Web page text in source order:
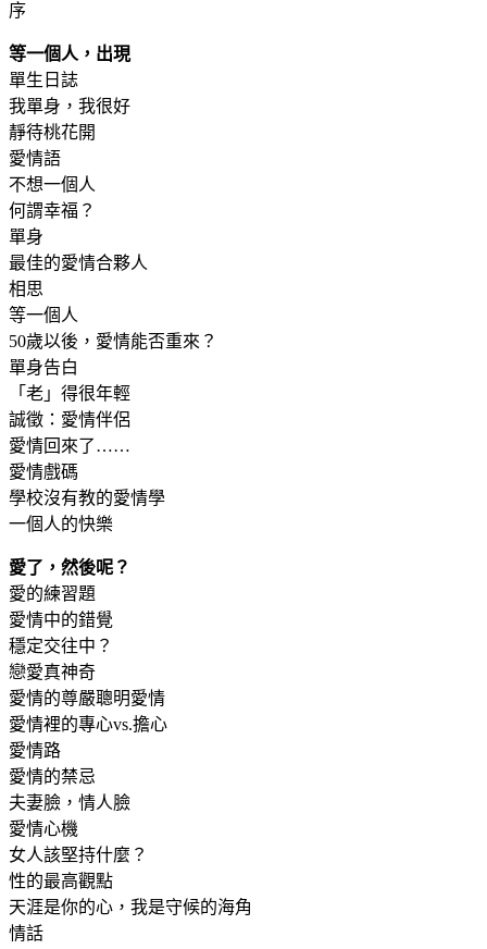
序
等一個人，出現
單生日誌
我單身，我很好
靜待桃花開
愛情語
不想一個人
何謂幸福？
單身
最佳的愛情合夥人
相思
等一個人
50歲以後，愛情能否重來？
單身告白
「老」得很年輕
誠徵：愛情伴侶
愛情回來了……
愛情戲碼
學校沒有教的愛情學
一個人的快樂
愛了，然後呢？
愛的練習題
愛情中的錯覺
穩定交往中？
戀愛真神奇
愛情的尊嚴聰明愛情
愛情裡的專心vs.擔心
愛情路
愛情的禁忌
夫妻臉，情人臉
愛情心機
女人該堅持什麼？
性的最高觀點
天涯是你的心，我是守候的海角
情話